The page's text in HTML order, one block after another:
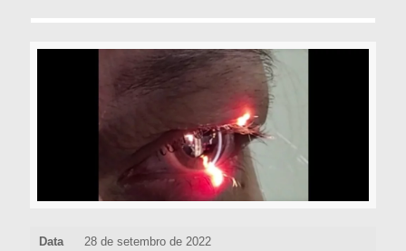
Data 28 de setembro de 2022